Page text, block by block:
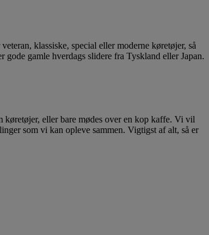
klassiske, special eller moderne køretøjer, så
gamle hverdags slidere fra Tyskland eller Japan.
køretøjer, eller bare mødes over en kop kaffe. Vi vil
som vi kan opleve sammen. Vigtigst af alt, så er